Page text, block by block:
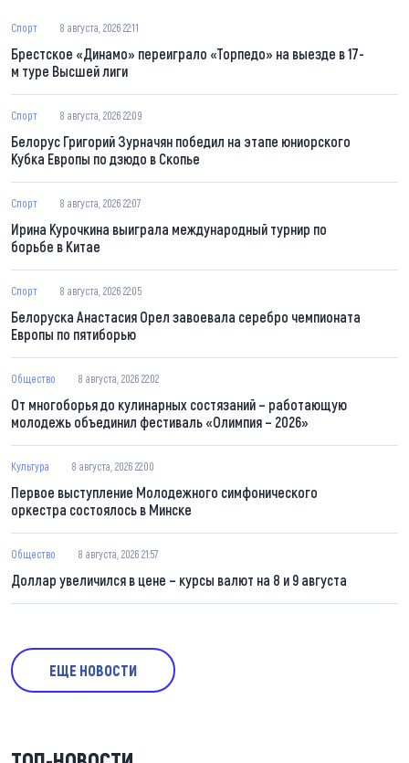
Спорт 8 августа, 2026 22:11
Брестское «Динамо» переиграло «Торпедо» на выезде в 17-
м туре Высшей лиги
Спорт 8 августа, 2026 22:09
Белорус Григорий Зурначян победил на этапе юниорского
Кубка Европы по дзюдо в Скопье
Спорт 8 августа, 2026 22:07
Ирина Курочкина выиграла международный турнир по
борьбе в Китае
Спорт 8 августа, 2026 22:05
Белоруска Анастасия Орел завоевала серебро чемпионата
Европы по пятиборью
Общество 8 августа, 2026 22:02
От многоборья до кулинарных состязаний – работающую
молодежь объединил фестиваль «Олимпия – 2026»
Культура 8 августа, 2026 22:00
Первое выступление Молодежного симфонического
оркестра состоялось в Минске
Общество 8 августа, 2026 21:57
Доллар увеличился в цене – курсы валют на 8 и 9 августа
ЕЩЕ НОВОСТИ